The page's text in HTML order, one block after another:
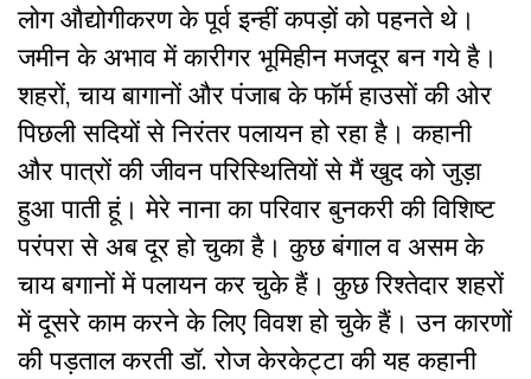
लोग औद्योगीकरण के पूर्व इन्हीं कपड़ों को पहनते थे।
जमीन के अभाव में कारीगर भूमिहीन मजदूर बन गये है।
शहरों, चाय बागानों और पंजाब के फॉर्म हाउसों की ओर
पिछली सदियों से निरंतर पलायन हो रहा है। कहानी
और पात्रों की जीवन परिस्थितियों से मैं खुद को जुड़ा
हुआ पाती हूं। मेरे नाना का परिवार बुनकरी की विशिष्ट
परंपरा से अब दूर हो चुका है। कुछ बंगाल व असम के
चाय बगानों में पलायन कर चुके हैं। कुछ रिश्तेदार शहरों
में दूसरे काम करने के लिए विवश हो चुके हैं। उन कारणों
की पड़ताल करती डॉ. रोज केरकेट्टा की यह कहानी